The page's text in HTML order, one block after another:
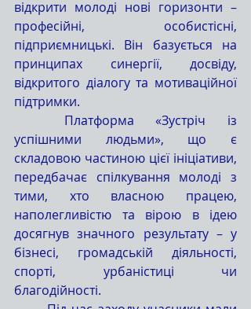
відкрити молоді нові горизонти –
професійні, особистісні,
підприємницькі. Він базується на
принципах синергії, досвіду,
відкритого діалогу та мотиваційної
підтримки.
успішними людьми», що є
складовою частиною цієї ініціативи,
передбачає спілкування молоді з
тими, хто власною працею,
наполегливістю та вірою в ідею
досягнув значного результату – у
бізнесі, громадській діяльності,
спорті, урбаністиці чи
благодійності.